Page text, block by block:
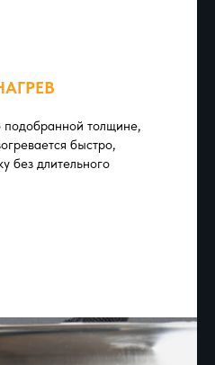
подобранной толщине,
быстро,
без длительного